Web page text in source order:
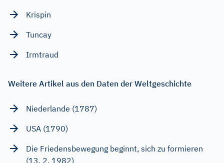
Krispin
Tuncay
Irmtraud
Weitere Artikel aus den Daten der Weltgeschichte
Niederlande (1787)
USA (1790)
Die Friedensbewegung beginnt, sich zu formieren
(13. 2. 1982)